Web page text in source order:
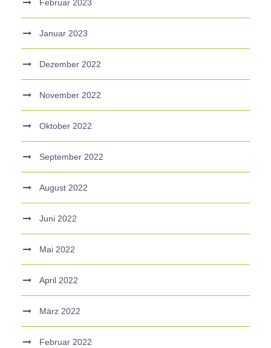
Februar 2023
Januar 2023
Dezember 2022
November 2022
Oktober 2022
September 2022
August 2022
Juni 2022
Mai 2022
April 2022
März 2022
Februar 2022